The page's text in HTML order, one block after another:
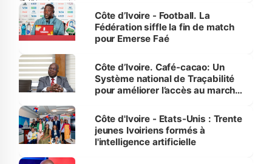
Côte d’Ivoire - Football. La
Fédération siffle la fin de match
pour Emerse Faé
Côte d’Ivoire. Café-cacao: Un
Système national de Traçabilité
pour améliorer l’accès au marché
Côte d'Ivoire - Etats-Unis : Trente
jeunes Ivoiriens formés à
l'intelligence artificielle